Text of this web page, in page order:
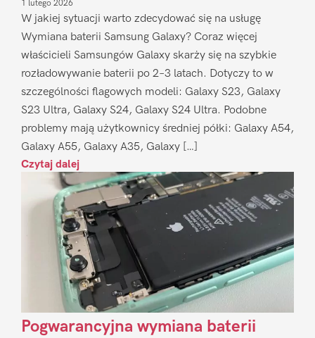
1 lutego 2026
W jakiej sytuacji warto zdecydować się na usługę
Wymiana baterii Samsung Galaxy? Coraz więcej
właścicieli Samsungów Galaxy skarży się na szybkie
rozładowywanie baterii po 2–3 latach. Dotyczy to w
szczególności flagowych modeli: Galaxy S23, Galaxy
S23 Ultra, Galaxy S24, Galaxy S24 Ultra. Podobne
problemy mają użytkownicy średniej półki: Galaxy A54,
Galaxy A55, Galaxy A35, Galaxy […]
Czytaj dalej
Pogwarancyjna wymiana baterii